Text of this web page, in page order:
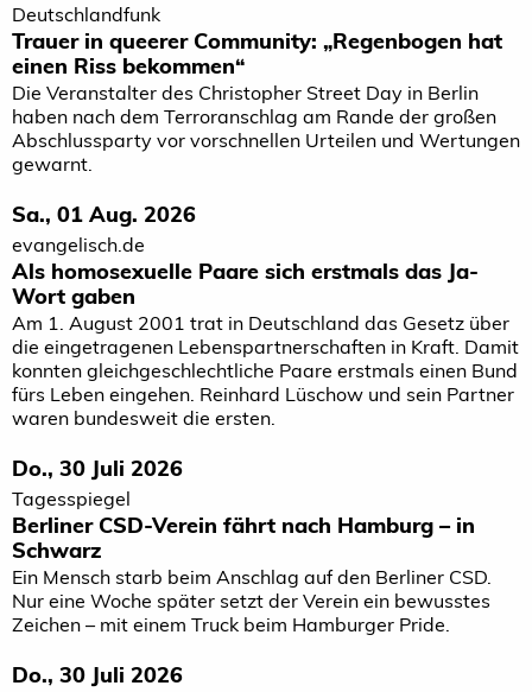
Deutschlandfunk
Trauer in queerer Community: „Regenbogen hat
einen Riss bekommen“
Die Veranstalter des Christopher Street Day in Berlin
haben nach dem Terroranschlag am Rande der großen
Abschlussparty vor vorschnellen Urteilen und Wertungen
gewarnt.
Sa., 01 Aug. 2026
evangelisch.de
Als homosexuelle Paare sich erstmals das Ja-
Wort gaben
Am 1. August 2001 trat in Deutschland das Gesetz über
die eingetragenen Lebenspartnerschaften in Kraft. Damit
konnten gleichgeschlechtliche Paare erstmals einen Bund
fürs Leben eingehen. Reinhard Lüschow und sein Partner
waren bundesweit die ersten.
Do., 30 Juli 2026
Tagesspiegel
Berliner CSD-Verein fährt nach Hamburg – in
Schwarz
Ein Mensch starb beim Anschlag auf den Berliner CSD.
Nur eine Woche später setzt der Verein ein bewusstes
Zeichen – mit einem Truck beim Hamburger Pride.
Do., 30 Juli 2026